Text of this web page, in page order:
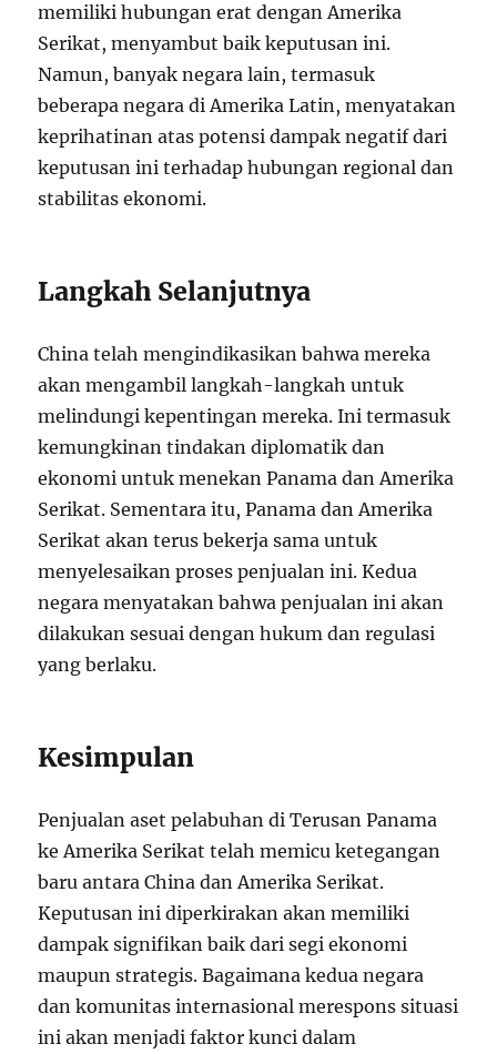
memiliki hubungan erat dengan Amerika
Serikat, menyambut baik keputusan ini.
Namun, banyak negara lain, termasuk
beberapa negara di Amerika Latin, menyatakan
keprihatinan atas potensi dampak negatif dari
keputusan ini terhadap hubungan regional dan
stabilitas ekonomi.
Langkah Selanjutnya
China telah mengindikasikan bahwa mereka
akan mengambil langkah-langkah untuk
melindungi kepentingan mereka. Ini termasuk
kemungkinan tindakan diplomatik dan
ekonomi untuk menekan Panama dan Amerika
Serikat. Sementara itu, Panama dan Amerika
Serikat akan terus bekerja sama untuk
menyelesaikan proses penjualan ini. Kedua
negara menyatakan bahwa penjualan ini akan
dilakukan sesuai dengan hukum dan regulasi
yang berlaku.
Kesimpulan
Penjualan aset pelabuhan di Terusan Panama
ke Amerika Serikat telah memicu ketegangan
baru antara China dan Amerika Serikat.
Keputusan ini diperkirakan akan memiliki
dampak signifikan baik dari segi ekonomi
maupun strategis. Bagaimana kedua negara
dan komunitas internasional merespons situasi
ini akan menjadi faktor kunci dalam